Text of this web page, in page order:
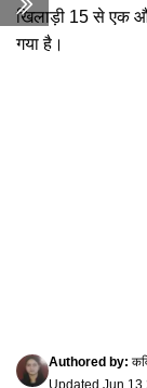
खिलाड़ी 15 से एक
गया है।​
Authored by:
Updated Jun 13